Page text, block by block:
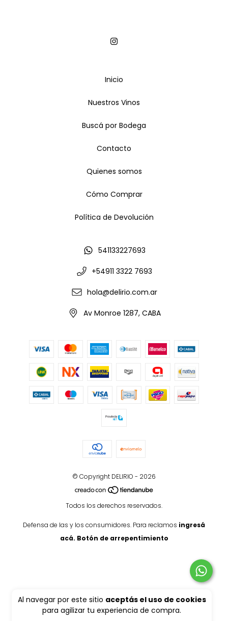
Al navegar por este sitio aceptás el uso de cookies
para agilizar tu experiencia de compra.
Inicio
Nuestros Vinos
Buscá por Bodega
Contacto
Quienes somos
Cómo Comprar
Política de Devolución
541133227693
+54911 3322 7693
hola@delirio.com.ar
Av Monroe 1287, CABA
© Copyright DELIRIO - 2026
Todos los derechos reservados.
Defensa de las y los consumidores. Para reclamos ingresá
acá. Botón de arrepentimiento